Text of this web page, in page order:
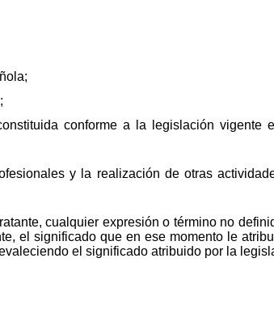
conforme a la legislación vigente
y la realización de otras
cualquier expresión o término no
el significado que en ese momento le
el significado atribuido por la